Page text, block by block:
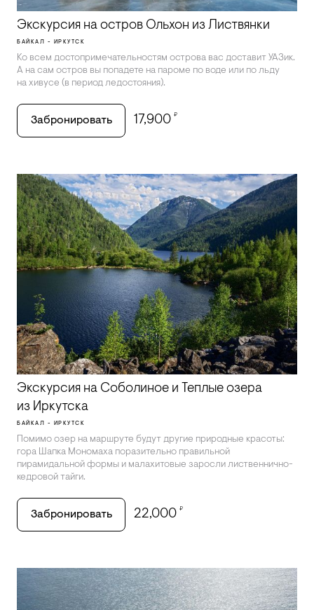
Экскурсия на остров Ольхон из Листвянки
БАЙКАЛ - ИРКУТСК
Ко всем достопримечательностям острова вас доставит УАЗик.
А на сам остров вы попадете на пароме по воде или по льду
на хивусе (в период ледостояния).
Забронировать 17,900 ₽
Экскурсия на Соболиное и Теплые озера
из Иркутска
БАЙКАЛ - ИРКУТСК
Помимо озер на маршруте будут другие природные красоты:
гора Шапка Мономаха поразительно правильной
пирамидальной формы и малахитовые заросли лиственнично-
кедровой тайги.
Забронировать 22,000 ₽